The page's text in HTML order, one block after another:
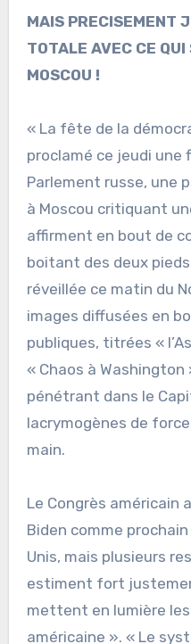
MAIS PRECISEMENT
TOTALE AVEC CE
MOSCOU !
« La fête de la
proclamé ce jeudi une
Parlement russe, une
à Moscou critiquant
affirment en bout de
boitant des deux pieds
réveillée ce matin du
images diffusées en
publiques, titrées «
« Chaos à
pénétrant dans le
lacrymogènes de
main.
Le Congrès américain
Biden comme
Unis, mais plusieurs
estiment fort
mettent en lumière
américaine ». « Le